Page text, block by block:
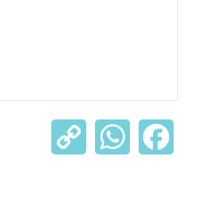
C W